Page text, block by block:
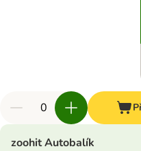
zoohit Autobalík